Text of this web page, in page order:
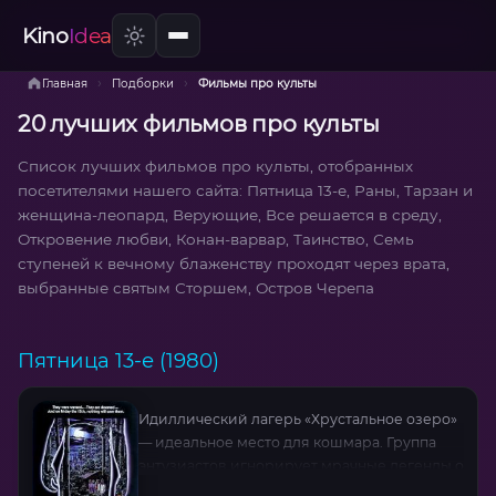
KinoIdea
Главная › Подборки › Фильмы про культы
20 лучших фильмов про культы
Список лучших фильмов про культы, отобранных
посетителями нашего сайта: Пятница 13-е, Раны, Тарзан и
женщина-леопард, Верующие, Все решается в среду,
Откровение любви, Конан-варвар, Таинство, Семь
ступеней к вечному блаженству проходят через врата,
выбранные святым Сторшем, Остров Черепа
Пятница 13-е (1980)
Идиллический лагерь «Хрустальное озеро»
— идеальное место для кошмара. Группа